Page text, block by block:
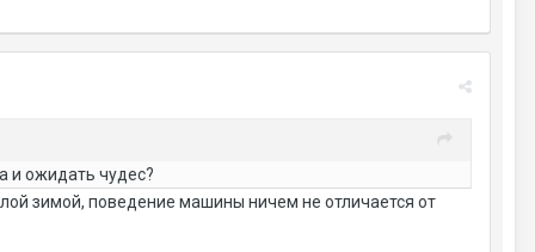
и ожидать чудес?
зимой, поведение машины ничем не отличается от